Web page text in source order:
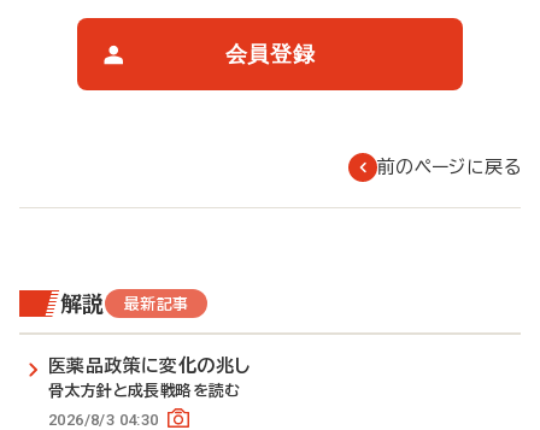
会員登録
前のページに戻る
解説 最新記事
医薬品政策に変化の兆し
骨太方針と成長戦略を読む
2026/8/3 04:30